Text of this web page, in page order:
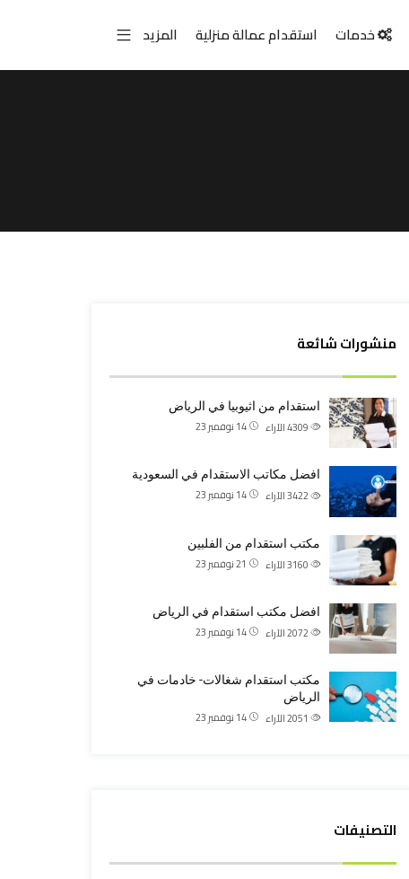
خدمات استقدام عمالة منزلية المزيد
منشورات شائعة
استقدام من اثيوبيا في الرياض
14 نوفمبر 23 الآراء
افضل مكاتب الاستقدام في السعودية
14 نوفمبر 23 الآراء
مكتب استقدام من الفلبين
21 نوفمبر 23 الآراء
افضل مكتب استقدام في الرياض
14 نوفمبر 23 الآراء
مكتب استقدام شغالات- خادمات في
الرياض
14 نوفمبر 23 الآراء
التصنيفات